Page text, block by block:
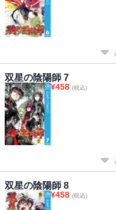
双星の陰陽師 7
¥458 (税込)
双星の陰陽師 8
¥458 (税込)